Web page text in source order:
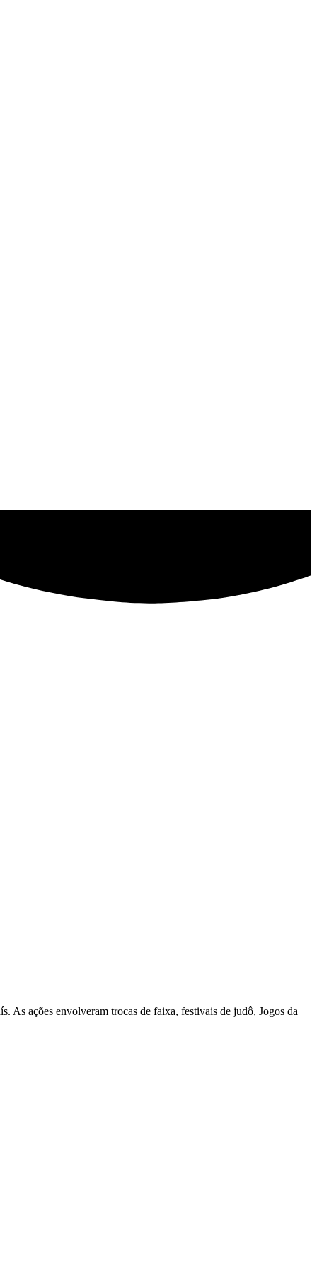
As ações envolveram trocas de faixa, festivais de judô, Jogos da